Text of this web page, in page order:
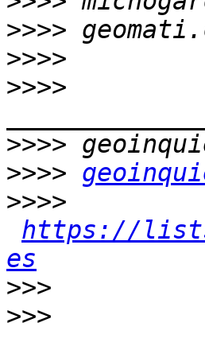
>>>>
>>>>
>>>>
>>>>
>>>>
>>>>
https://
es
>>>
>>>